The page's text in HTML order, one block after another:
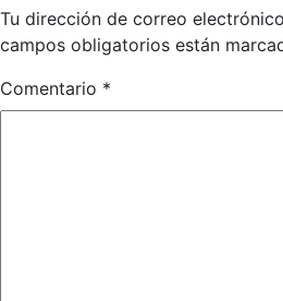
Tu dirección de correo
campos obligatorios están
Comentario *